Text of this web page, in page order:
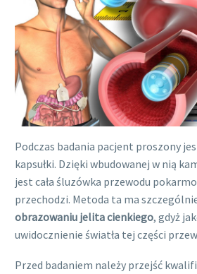
Podczas badania pacjent proszony
kapsułki. Dzięki wbudowanej w nią
jest cała śluzówka przewodu
przechodzi. Metoda ta ma
obrazowaniu jelita cienkiego, gdyż
uwidocznienie światła tej części
Przed badaniem należy przejść